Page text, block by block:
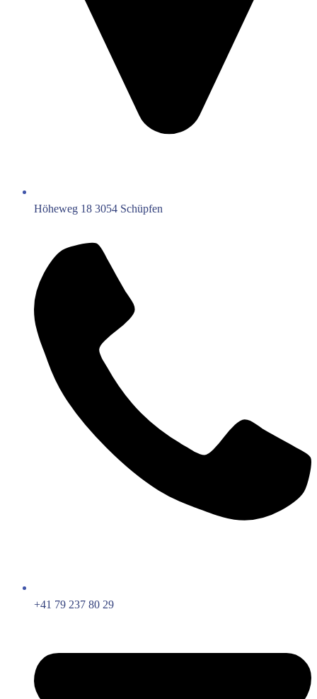
Höheweg 18 3054 Schüpfen
+41 79 237 80 29